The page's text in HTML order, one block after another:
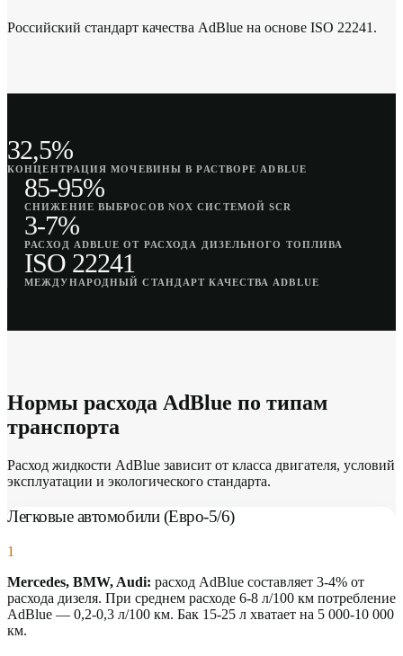
Российский стандарт качества AdBlue на основе ISO 22241.
32,5%
КОНЦЕНТРАЦИЯ МОЧЕВИНЫ В РАСТВОРЕ ADBLUE
85-95%
СНИЖЕНИЕ ВЫБРОСОВ NOX СИСТЕМОЙ SCR
3-7%
РАСХОД ADBLUE ОТ РАСХОДА ДИЗЕЛЬНОГО ТОПЛИВА
ISO 22241
МЕЖДУНАРОДНЫЙ СТАНДАРТ КАЧЕСТВА ADBLUE
Нормы расхода AdBlue по типам
транспорта
Расход жидкости AdBlue зависит от класса двигателя, условий
эксплуатации и экологического стандарта.
Легковые автомобили (Евро-5/6)
1
Mercedes, BMW, Audi: расход AdBlue составляет 3-4% от
расхода дизеля. При среднем расходе 6-8 л/100 км потребление
AdBlue — 0,2-0,3 л/100 км. Бак 15-25 л хватает на 5 000-10 000
км.